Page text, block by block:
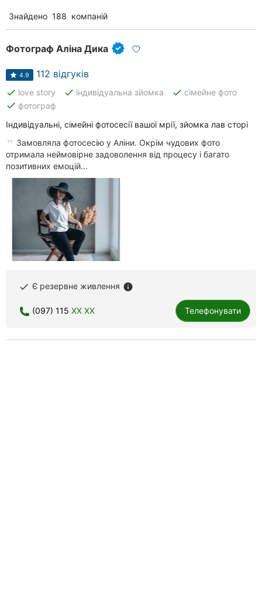
Знайдено 188 компаній
Фотограф Аліна Дика
4.9 112 відгуків
done love story done індивідуальна зйомка done сімейне фото
done фотограф
Індивідуальні, сімейні фотосесії вашої мрії, зйомка лав сторі
Замовляла фотосесію у Аліни. Окрім чудових фото
отримала неймовірне задоволення від процесу і багато
позитивних емоцій...
done Є резервне живлення info
(097) 115 XX XX Телефонувати